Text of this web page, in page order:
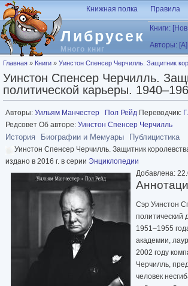
Перейти к основному содержанию
Либрусек
Много книг
Книжная полка Правила
Книги:
Авторы: [А]
Вы здесь
Главная » Книги » Уинстон Спенсер Черчилль. Защитник
Уинстон Спенсер Черчилль.
политической карьеры.
Авторы: Уильям Манчестер Пол Рейд Переводчик:
Редсовет Об авторе: Уинстон Спенсер Черчилль
История Биографии и Мемуары Публицистика
Уинстон Спенсер Черчилль. Защитник
издано в 2016 г. в серии Энциклопедии
Добавлена:
Сэр Уинстон
политический
1951–1955
академии,
2002 году
Черчилль,
человек